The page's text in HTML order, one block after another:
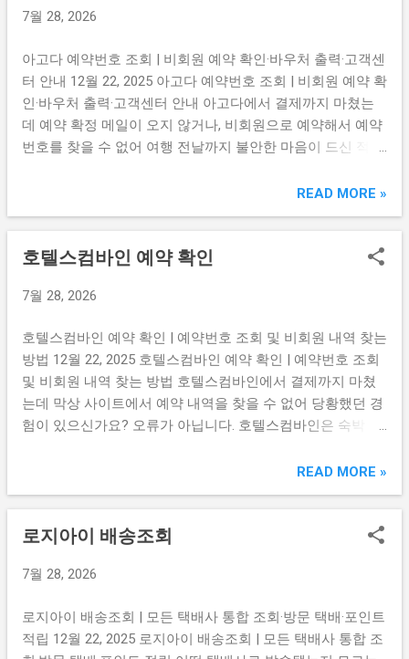
터넷 전화 연결하기 → 예약 번호 없이 이메일·휴대폰 인증만
에서는 예약 번호 없이도 예약 시 입력한 이메일 주소 또는 휴
대폰 번호로 인증 코드를 받아 로그인하면 예약 내역 전체를
확인할 수 있습니다. 다른 여행 플랫폼처럼 예약 번호와 카드
정보를 함께 입력하지 않아도 되므로 예약 번호를 따로 보관
하지 않았더라도 쉽게 접근할 수 있습니다. 조회 후에는 항공
저장해두는 것이 중요합니다. 체크인 시 이 서류를 제시해야
하므로 출발 전날 반드시 확인하고 저장해두...
7월 28, 2026
아고다 예약번호 조회 | 비회원 예약 확인·바우처 출력·고객센
터 안내 12월 22, 2025 아고다 예약번호 조회 | 비회원 예약 확
인·바우처 출력·고객센터 안내 아고다에서 결제까지 마쳤는
데 예약 확정 메일이 오지 않거나, 비회원으로 예약해서 예약
번호를 찾을 수 없어 여행 전날까지 불안한 마음이 드신 적 있
료된 것이므로 당황하지 않고 차근차근 확인하면 됩니다. 비
버튼에서 바로 확인하세요. 아고다 예약 관리 페이지 바로가
기 → 비회원 예약 번호 조회 및 바우처 출력하기 → 아고다
자리 4자리로 조회된다 아고다는 로그인 없이 비회원으로 예
관리 페이지에서 내역을 바로 확인할 수 있습니다. 예약 번호
를 따로 기억하지 않아도 되기 때문에 비회원 예약 확인이 생
각보다 간단합니다. 아고다 예약 관리 페이지에 접속한 뒤 예
약 시 입력한 이메일과 카드 뒷자리를 입력하면 됩니다. 더 편
리한 방법은 해당 이메일로 아고다 회원 가입을 하는 것입니
으로 계정에 연동되어 나타납니다. 이후 취소·변경·재예약 모
두 로그인 상태에서 더 빠르게 처리할 수 ...
READ MORE »
호텔스컴바인 예약 확인
7월 28, 2026
호텔스컴바인 예약 확인 | 예약번호 조회 및 비회원 내역 찾는
방법 12월 22, 2025 호텔스컴바인 예약 확인 | 예약번호 조회
및 비회원 내역 찾는 방법 호텔스컴바인에서 결제까지 마쳤
는데 막상 사이트에서 예약 내역을 찾을 수 없어 당황했던 경
험이 있으신가요? 오류가 아닙니다. 호텔스컴바인은 숙박 예
해주는 비교 사이트이기 때문입니다. 실제 예약이 어디에 됐
는지 찾는 방법, 비회원 예약 확인, 취소·변경 문의까지 아래
버튼에서 바로 확인하세요. 호텔스컴바인 예약 확인 및 도움
말 바로가기 → 비회원 예약 내역 찾는 방법 확인하기 → 호텔
사이트가 아니라 가격 비교 사이트다 호텔스컴바인을 처음
바인은 아고다, 부킹닷컴, 익스피디아, 트립닷컴 같은 여러 숙
박 예약 사이트의 가격을 한눈에 비교해주는 플랫폼입니다.
READ MORE »
로지아이 배송조회
7월 28, 2026
로지아이 배송조회 | 모든 택배사 통합 조회·방문 택배·포인트
적립 12월 22, 2025 로지아이 배송조회 | 모든 택배사 통합 조